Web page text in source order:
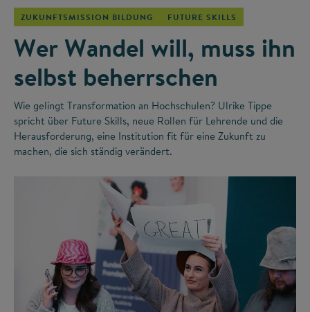
ZUKUNFTSMISSION BILDUNG FUTURE SKILLS
Wer Wandel will, muss ihn
selbst beherrschen
Wie gelingt Transformation an Hochschulen? Ulrike Tippe
spricht über Future Skills, neue Rollen für Lehrende und die
Herausforderung, eine Institution fit für eine Zukunft zu
machen, die sich ständig verändert.